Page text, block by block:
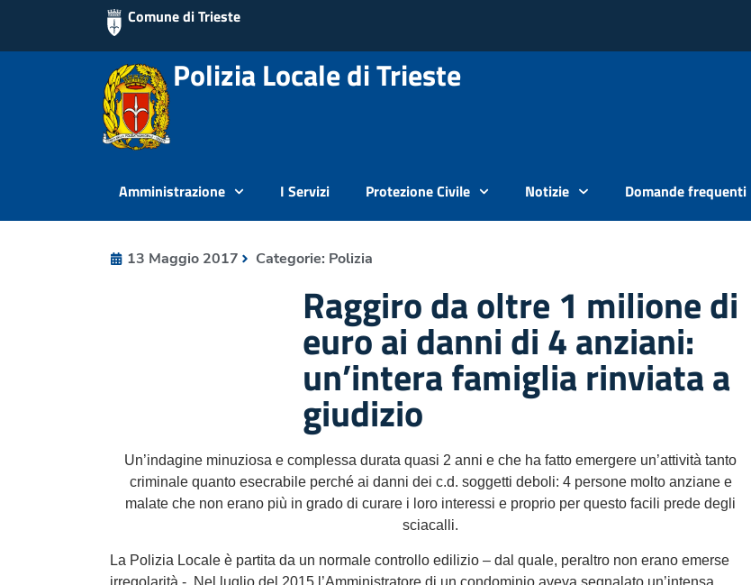
Comune di Trieste
Polizia Locale di Trieste
Amministrazione I Servizi Protezione Civile Notizie Domande frequenti
13 Maggio 2017 Categorie: Polizia
Raggiro da oltre 1 milione di
euro ai danni di 4 anziani:
un’intera famiglia rinviata a
giudizio
Un’indagine minuziosa e complessa durata quasi 2 anni e che ha fatto emergere un’attività tanto
criminale quanto esecrabile perché ai danni dei c.d. soggetti deboli: 4 persone molto anziane e
malate che non erano più in grado di curare i loro interessi e proprio per questo facili prede degli
sciacalli.
La Polizia Locale è partita da un normale controllo edilizio – dal quale, peraltro non erano emerse
irregolarità -. Nel luglio del 2015 l’Amministratore di un condominio aveva segnalato un’intensa